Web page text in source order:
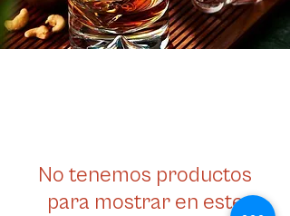
No tenemos productos
para mostrar en este